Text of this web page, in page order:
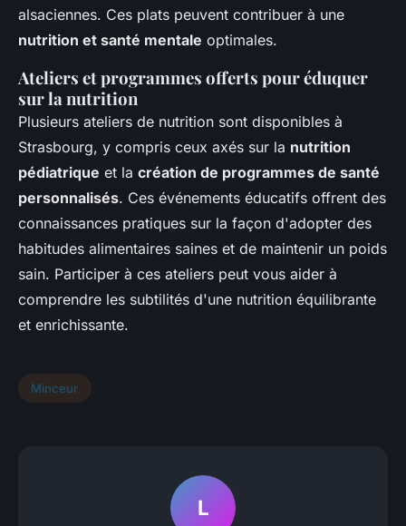
alsaciennes. Ces plats peuvent contribuer à une
nutrition et santé mentale optimales.
Ateliers et programmes offerts pour éduquer
sur la nutrition
Plusieurs ateliers de nutrition sont disponibles à
Strasbourg, y compris ceux axés sur la nutrition
pédiatrique et la création de programmes de santé
personnalisés. Ces événements éducatifs offrent des
connaissances pratiques sur la façon d'adopter des
habitudes alimentaires saines et de maintenir un poids
sain. Participer à ces ateliers peut vous aider à
comprendre les subtilités d'une nutrition équilibrante
et enrichissante.
Minceur
L